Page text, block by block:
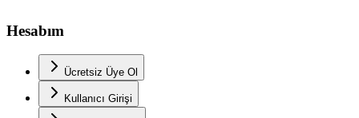
Hesabım
Ücretsiz Üye Ol
Kullanıcı Girişi